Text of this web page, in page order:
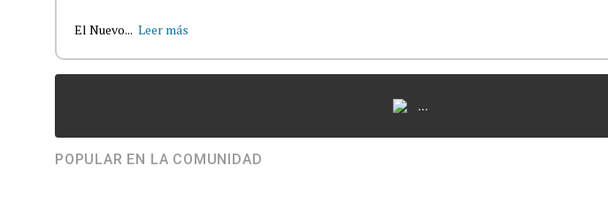
El Nuevo... Leer más
...
POPULAR EN LA COMUNIDAD